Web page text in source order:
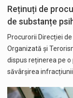
Reținuți de
de substanțe
Procurorii Direcției
Organizată și
dispus reținerea pe
săvârșirea